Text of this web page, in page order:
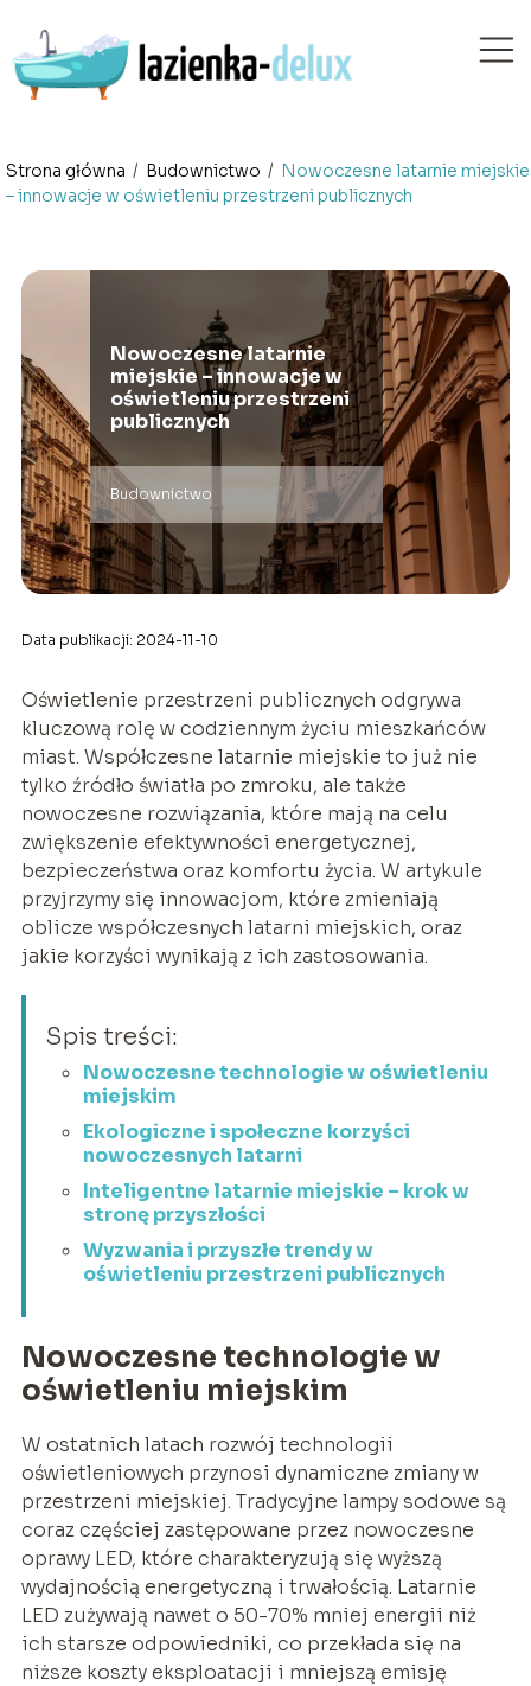
Strona główna / Budownictwo / Nowoczesne latarnie miejskie
– innowacje w oświetleniu przestrzeni publicznych
Nowoczesne latarnie
miejskie – innowacje w
oświetleniu przestrzeni
publicznych
Budownictwo
Data publikacji: 2024-11-10
Oświetlenie przestrzeni publicznych odgrywa
kluczową rolę w codziennym życiu mieszkańców
miast. Współczesne latarnie miejskie to już nie
tylko źródło światła po zmroku, ale także
nowoczesne rozwiązania, które mają na celu
zwiększenie efektywności energetycznej,
bezpieczeństwa oraz komfortu życia. W artykule
przyjrzymy się innowacjom, które zmieniają
oblicze współczesnych latarni miejskich, oraz
jakie korzyści wynikają z ich zastosowania.
Spis treści:
Nowoczesne technologie w oświetleniu
miejskim
Ekologiczne i społeczne korzyści
nowoczesnych latarni
Inteligentne latarnie miejskie – krok w
stronę przyszłości
Wyzwania i przyszłe trendy w
oświetleniu przestrzeni publicznych
Nowoczesne technologie w
oświetleniu miejskim
W ostatnich latach rozwój technologii
oświetleniowych przynosi dynamiczne zmiany w
przestrzeni miejskiej. Tradycyjne lampy sodowe są
coraz częściej zastępowane przez nowoczesne
oprawy LED, które charakteryzują się wyższą
wydajnością energetyczną i trwałością. Latarnie
LED zużywają nawet o 50-70% mniej energii niż
ich starsze odpowiedniki, co przekłada się na
niższe koszty eksploatacji i mniejszą emisję